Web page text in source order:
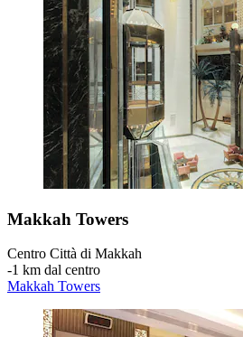
Makkah Towers
Centro Città di Makkah
‐1 km dal centro
Makkah Towers